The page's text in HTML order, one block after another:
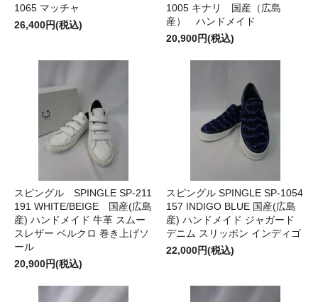
1065 マッチャ
26,400円(税込)
1005 キナリ 国産（広島
産） ハンドメイド
20,900円(税込)
スピングル SPINGLE SP-211
191 WHITE/BEIGE 国産(広島
産) ハンドメイド 牛革 スムー
スレザー ベルクロ 巻き上げソ
ール
20,900円(税込)
スピングル SPINGLE SP-1054
157 INDIGO BLUE 国産(広島
産) ハンドメイド ジャガード
デニム スリッポン インディゴ
22,000円(税込)